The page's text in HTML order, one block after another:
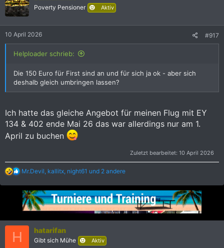
i
o
n
:
Poverty Pensioner Aktiv
10 April 2026 #917
Helploader schrieb:
Die 150 Euro für First sind an und für sich ja ok - aber sich
deshalb gleich umbringen lassen?
Ich hatte das gleiche Angebot für meinen Flug mit EY
134 & 402 ende Mai 26 das war allerdings nur am 1.
April zu buchen
Zuletzt bearbeitet: 10 April 2026
R
a
k
t
n
e
n
Mr.Devil kallitx night61 und 2 andere
H hatarifan
Gibt sich Mühe Aktiv